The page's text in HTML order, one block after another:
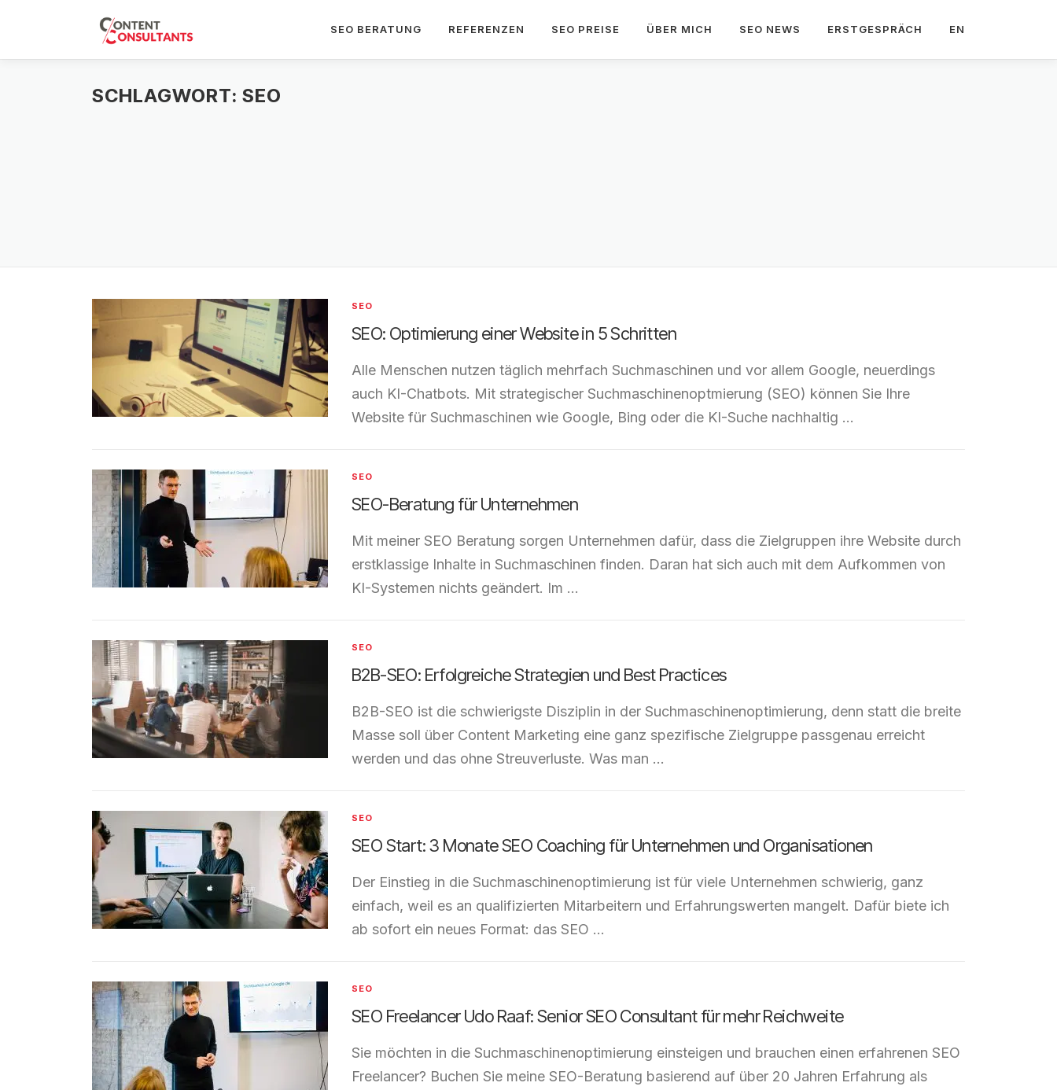
springen
SEO BERATUNG REFERENZEN SEO PREISE ÜBER MICH SEO NEWS ERSTGESPRÄCH EN
SCHLAGWORT: SEO
SEO
SEO: Optimierung einer Website in 5 Schritten
Alle Menschen nutzen täglich mehrfach Suchmaschinen und vor allem Google, neuerdings
auch KI-Chatbots. Mit strategischer Suchmaschinenoptmierung (SEO) können Sie Ihre
Website für Suchmaschinen wie Google, Bing oder die KI-Suche nachhaltig …
SEO
SEO-Beratung für Unternehmen
Mit meiner SEO Beratung sorgen Unternehmen dafür, dass die Zielgruppen ihre Website durch
erstklassige Inhalte in Suchmaschinen finden. Daran hat sich auch mit dem Aufkommen von
KI-Systemen nichts geändert. Im …
SEO
B2B-SEO: Erfolgreiche Strategien und Best Practices
B2B-SEO ist die schwierigste Disziplin in der Suchmaschinenoptimierung, denn statt die breite
Masse soll über Content Marketing eine ganz spezifische Zielgruppe passgenau erreicht
werden und das ohne Streuverluste. Was man …
SEO
SEO Start: 3 Monate SEO Coaching für Unternehmen und Organisationen
Der Einstieg in die Suchmaschinenoptimierung ist für viele Unternehmen schwierig, ganz
einfach, weil es an qualifizierten Mitarbeitern und Erfahrungswerten mangelt. Dafür biete ich
ab sofort ein neues Format: das SEO …
SEO
SEO Freelancer Udo Raaf: Senior SEO Consultant für mehr Reichweite
Sie möchten in die Suchmaschinenoptimierung einsteigen und brauchen einen erfahrenen SEO
Freelancer? Buchen Sie meine SEO-Beratung basierend auf über 20 Jahren Erfahrung als